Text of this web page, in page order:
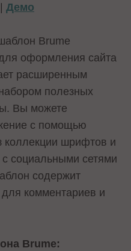
| Демо
Brume
оформления сайта
расширенным
полезных
Вы можете
с помощью
коллекции шрифтов и
социальными сетями
содержит
комментариев и
Brume: